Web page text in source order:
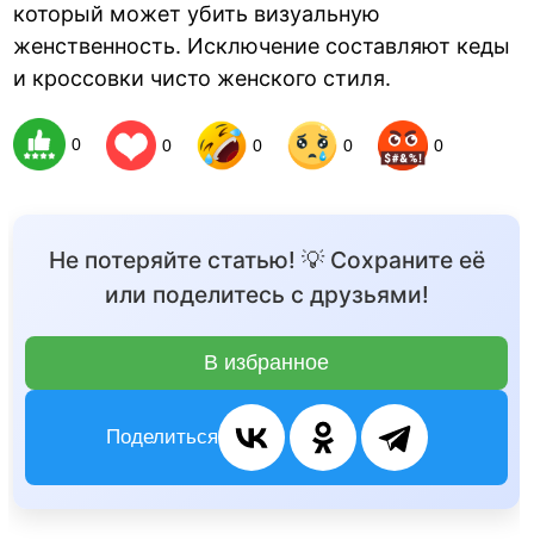
который может убить визуальную
женственность. Исключение составляют кеды
и кроссовки чисто женского стиля.
0 0 0 0 0
Не потеряйте статью! 💡 Сохраните её
или поделитесь с друзьями!
В избранное
Поделиться